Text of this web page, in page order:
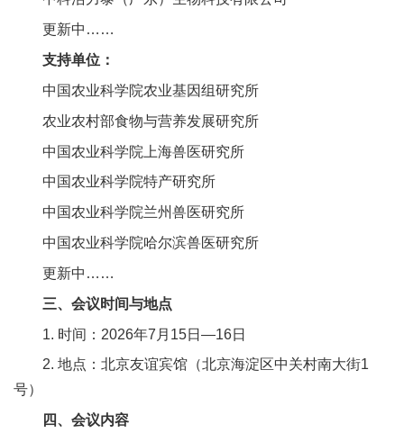
更新中……
支持单位：
中国农业科学院农业基因组研究所
农业农村部食物与营养发展研究所
中国农业科学院上海兽医研究所
中国农业科学院特产研究所
中国农业科学院兰州兽医研究所
中国农业科学院哈尔滨兽医研究所
更新中……
三、会议时间与地点
1. 时间：2026年7月15日—16日
2. 地点：北京友谊宾馆（北京海淀区中关村南大街1
号）
四、会议内容